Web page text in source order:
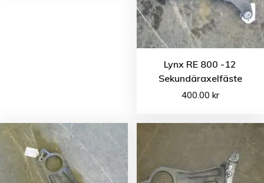
Lynx RE 800 -12
Sekundäraxelfäste
400.00 kr